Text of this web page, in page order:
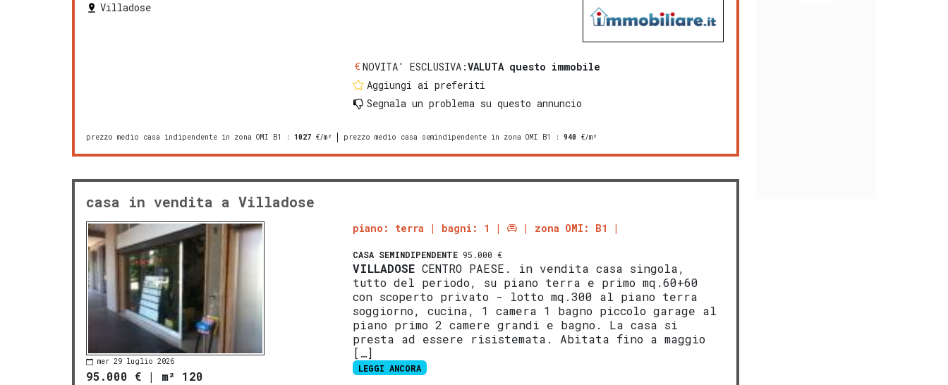
Villadose
NOVITA' ESCLUSIVA:VALUTA questo immobile
Aggiungi ai preferiti
Segnala un problema su questo annuncio
prezzo medio casa indipendente in zona OMI B1 : 1027 €/m² prezzo medio casa semindipendente in zona OMI B1 : 940 €/m²
casa in vendita a Villadose
mer 29 luglio 2026
95.000 € | m² 120
piano: terra bagni: 1 zona OMI: B1
CASA SEMINDIPENDENTE 95.000 €
VILLADOSE CENTRO PAESE. in vendita casa singola,
tutto del periodo, su piano terra e primo mq.60+60
con scoperto privato - lotto mq.300 al piano terra
soggiorno, cucina, 1 camera 1 bagno piccolo garage al
piano primo 2 camere grandi e bagno. La casa si
presta ad essere risistemata. Abitata fino a maggio
[…]
LEGGI ANCORA